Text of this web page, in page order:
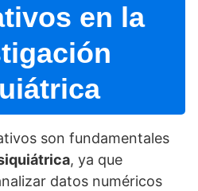
en la
son fundamentales
, ya que
datos numéricos